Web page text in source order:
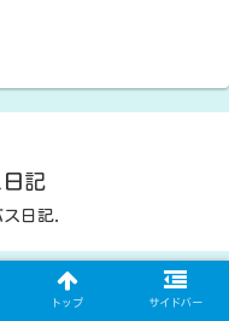
記
日記.
トップ サイドバー